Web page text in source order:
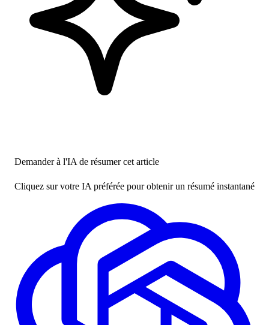
Demander à l'IA de résumer cet article
Cliquez sur votre IA préférée pour obtenir un résumé instantané